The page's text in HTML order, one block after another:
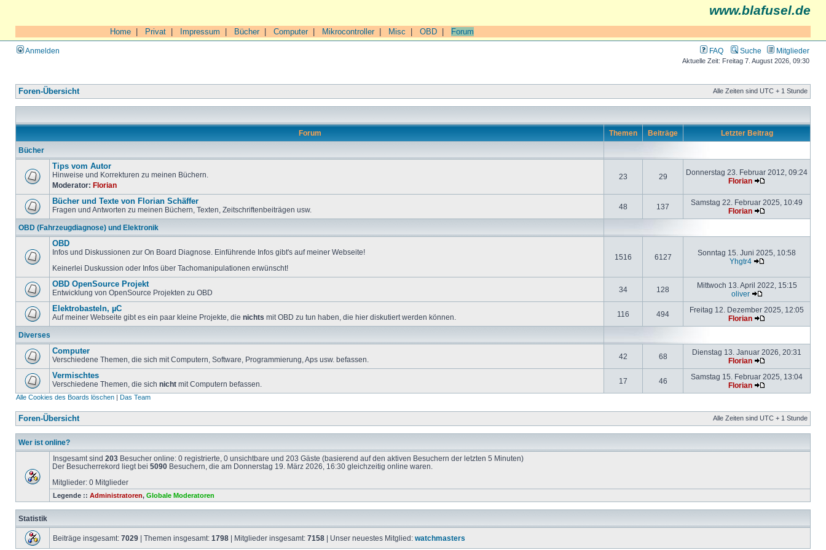
www.blafusel.de
Home Privat Impressum Bücher| Computer| Mikrocontroller| Misc OBD Forum
Anmelden FAQ Suche Mitglieder
Aktuelle Zeit: Freitag 7. August 2026, 09:30
Foren-Übersicht Alle Zeiten sind UTC + 1 Stunde
Forum Themen Beiträge Letzter Beitrag
Bücher
Tips vom Autor
Hinweise und Korrekturen zu meinen Büchern.
Moderator: Florian
23 29
Donnerstag 23. Februar 2012, 09:24
Florian
Bücher und Texte von Florian Schäffer
Fragen und Antworten zu meinen Büchern, Texten, Zeitschriftenbeiträgen usw. 48 137
Samstag 22. Februar 2025, 10:49
Florian
OBD (Fahrzeugdiagnose) und Elektronik
OBD
Infos und Diskussionen zur On Board Diagnose. Einführende Infos gibt's auf meiner Webseite!
Keinerlei Duskussion oder Infos über Tachomanipulationen erwünscht!
1516 6127
Sonntag 15. Juni 2025, 10:58
Yhgtr4
OBD OpenSource Projekt
Entwicklung von OpenSource Projekten zu OBD 34 128
Mittwoch 13. April 2022, 15:15
oliver
Elektrobasteln, µC
Auf meiner Webseite gibt es ein paar kleine Projekte, die nichts mit OBD zu tun haben, die hier diskutiert werden können. 116 494
Freitag 12. Dezember 2025, 12:05
Florian
Diverses
Computer
Verschiedene Themen, die sich mit Computern, Software, Programmierung, Aps usw. befassen. 42 68
Dienstag 13. Januar 2026, 20:31
Florian
Vermischtes
Verschiedene Themen, die sich nicht mit Computern befassen. 17 46
Samstag 15. Februar 2025, 13:04
Florian
Alle Cookies des Boards löschen | Das Team
Foren-Übersicht Alle Zeiten sind UTC + 1 Stunde
Wer ist online?
Insgesamt sind 203 Besucher online: 0 registrierte, 0 unsichtbare und 203 Gäste (basierend auf den aktiven Besuchern der letzten 5 Minuten)
Der Besucherrekord liegt bei 5090 Besuchern, die am Donnerstag 19. März 2026, 16:30 gleichzeitig online waren.
Mitglieder: 0 Mitglieder
Legende :: Administratoren, Globale Moderatoren
Statistik
Beiträge insgesamt: 7029 | Themen insgesamt: 1798 | Mitglieder insgesamt: 7158 | Unser neuestes Mitglied: watchmasters